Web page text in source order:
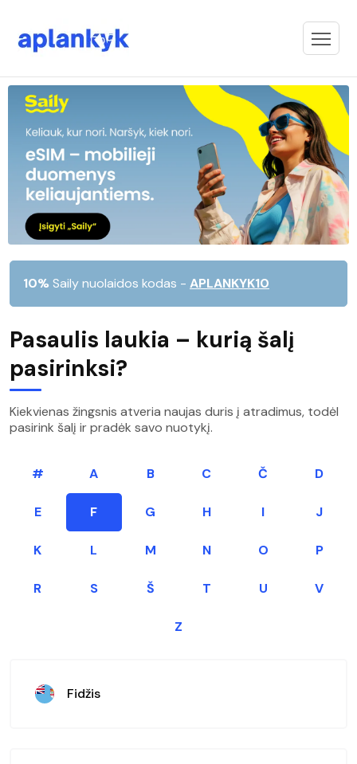
10% Saily nuolaidos kodas - APLANKYK10
Pasaulis laukia – kurią šalį
pasirinksi?
Kiekvienas žingsnis atveria naujas duris į atradimus, todėl
pasirink šalį ir pradėk savo nuotykį.
# A B C Č D
E F G H I J
K L M N O P
R S Š T U V
Z
Fidžis